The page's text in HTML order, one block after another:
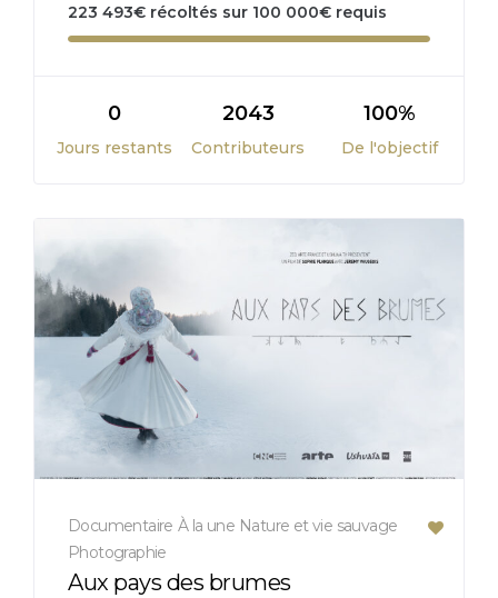
223 493€ récoltés sur 100 000€ requis
0
Jours restants
2043
Contributeurs
100%
De l'objectif
Documentaire À la une Nature et vie sauvage
Photographie
Aux pays des brumes